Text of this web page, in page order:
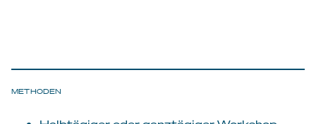
METHODEN